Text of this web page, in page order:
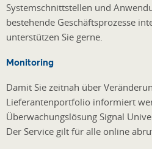
Systemschnittstellen und
bestehende Geschäftsprozesse
unterstützen Sie gerne.
Monitoring
Damit Sie zeitnah über
Lieferantenportfolio informiert
Überwachungslösung Signal
Der Service gilt für alle online